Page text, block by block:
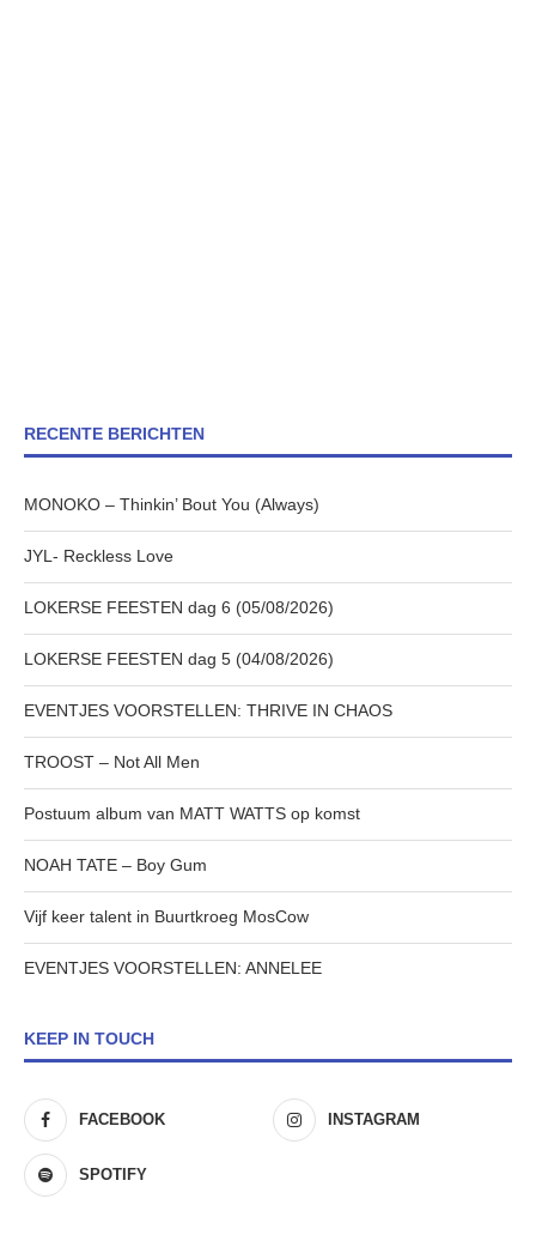
RECENTE BERICHTEN
MONOKO – Thinkin’ Bout You (Always)
JYL- Reckless Love
LOKERSE FEESTEN dag 6 (05/08/2026)
LOKERSE FEESTEN dag 5 (04/08/2026)
EVENTJES VOORSTELLEN: THRIVE IN CHAOS
TROOST – Not All Men
Postuum album van MATT WATTS op komst
NOAH TATE – Boy Gum
Vijf keer talent in Buurtkroeg MosCow
EVENTJES VOORSTELLEN: ANNELEE
KEEP IN TOUCH
FACEBOOK INSTAGRAM
SPOTIFY